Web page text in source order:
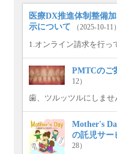
医療DX推進体制整備
示について
（2025-10-11）
1.オンライン請求を行っ
PMTCのご
12）
歯、ツルッツルにしませ
Mother's
の託児サー
28）